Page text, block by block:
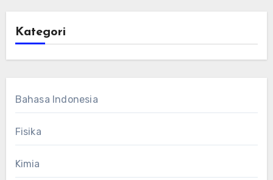
Kategori
Bahasa Indonesia
Fisika
Kimia